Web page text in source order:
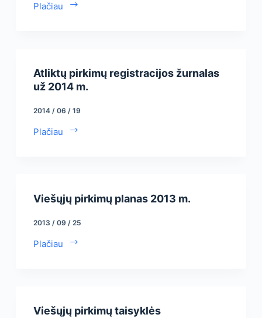
Plačiau
Atliktų pirkimų registracijos žurnalas
už 2014 m.
2014 / 06 / 19
Plačiau
Viešųjų pirkimų planas 2013 m.
2013 / 09 / 25
Plačiau
Viešųjų pirkimų taisyklės